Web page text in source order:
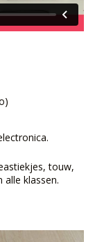
touw,
klassen.